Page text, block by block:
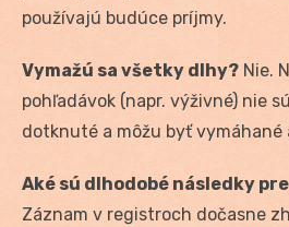
používajú budúce príjmy.
Vymažú sa všetky dlhy? Nie.
pohľadávok (napr. výživné) nie
dotknuté a môžu byť vymáhané
Aké sú dlhodobé následky
Záznam v registroch dočasne